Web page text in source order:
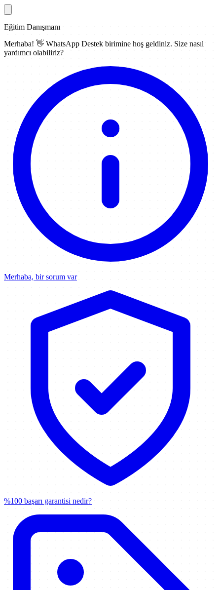
Eğitim Danışmanı
Merhaba! 👋 WhatsApp Destek birimine hoş geldiniz. Size nasıl
yardımcı olabiliriz?
Merhaba, bir sorum var
%100 başarı garantisi nedir?